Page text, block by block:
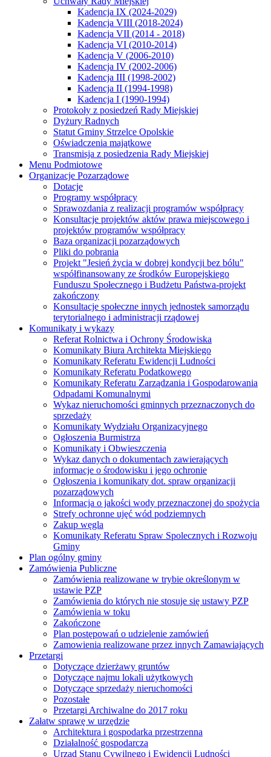
Kadencja IX (2024-2029)
Kadencja VIII (2018-2024)
Kadencja VII (2014 - 2018)
Kadencja VI (2010-2014)
Kadencja V (2006-2010)
Kadencja IV (2002-2006)
Kadencja III (1998-2002)
Kadencja II (1994-1998)
Kadencja I (1990-1994)
Protokoły z posiedzeń Rady Miejskiej
Dyżury Radnych
Statut Gminy Strzelce Opolskie
Oświadczenia majątkowe
Transmisja z posiedzenia Rady Miejskiej
Menu Podmiotowe
Organizacje Pozarządowe
Dotacje
Programy współpracy
Sprawozdania z realizacji programów współpracy
Konsultacje projektów aktów prawa miejscowego i
projektów programów współpracy
Baza organizacji pozarządowych
Pliki do pobrania
Projekt "Jesień życia w dobrej kondycji bez bólu"
współfinansowany ze środków Europejskiego
Funduszu Społecznego i Budżetu Państwa-projekt
zakończony
Konsultacje społeczne innych jednostek samorządu
terytorialnego i administracji rządowej
Komunikaty i wykazy
Referat Rolnictwa i Ochrony Środowiska
Komunikaty Biura Architekta Miejskiego
Komunikaty Referatu Ewidencji Ludności
Komunikaty Referatu Podatkowego
Komunikaty Referatu Zarządzania i Gospodarowania
Odpadami Komunalnymi
Wykaz nieruchomości gminnych przeznaczonych do
sprzedaży
Komunikaty Wydziału Organizacyjnego
Ogłoszenia Burmistrza
Komunikaty i Obwieszczenia
Wykaz danych o dokumentach zawierających
informacje o środowisku i jego ochronie
Ogłoszenia i komunikaty dot. spraw organizacji
pozarządowych
Informacja o jakości wody przeznaczonej do spożycia
Strefy ochronne ujęć wód podziemnych
Zakup węgla
Komunikaty Referatu Spraw Spolecznych i Rozwoju
Gminy
Plan ogólny gminy
Zamówienia Publiczne
Zamówienia realizowane w trybie określonym w
ustawie PZP
Zamówienia do których nie stosuje się ustawy PZP
Zamówienia w toku
Zakończone
Plan postępowań o udzielenie zamówień
Zamowienia realizowane przez innych Zamawiających
Przetargi
Dotyczące dzierżawy gruntów
Dotyczące najmu lokali użytkowych
Dotyczące sprzedaży nieruchomości
Pozostałe
Przetargi Archiwalne do 2017 roku
Załatw sprawę w urzędzie
Architektura i gospodarka przestrzenna
Działalność gospodarcza
Urząd Stanu Cywilnego i Ewidencji Ludności